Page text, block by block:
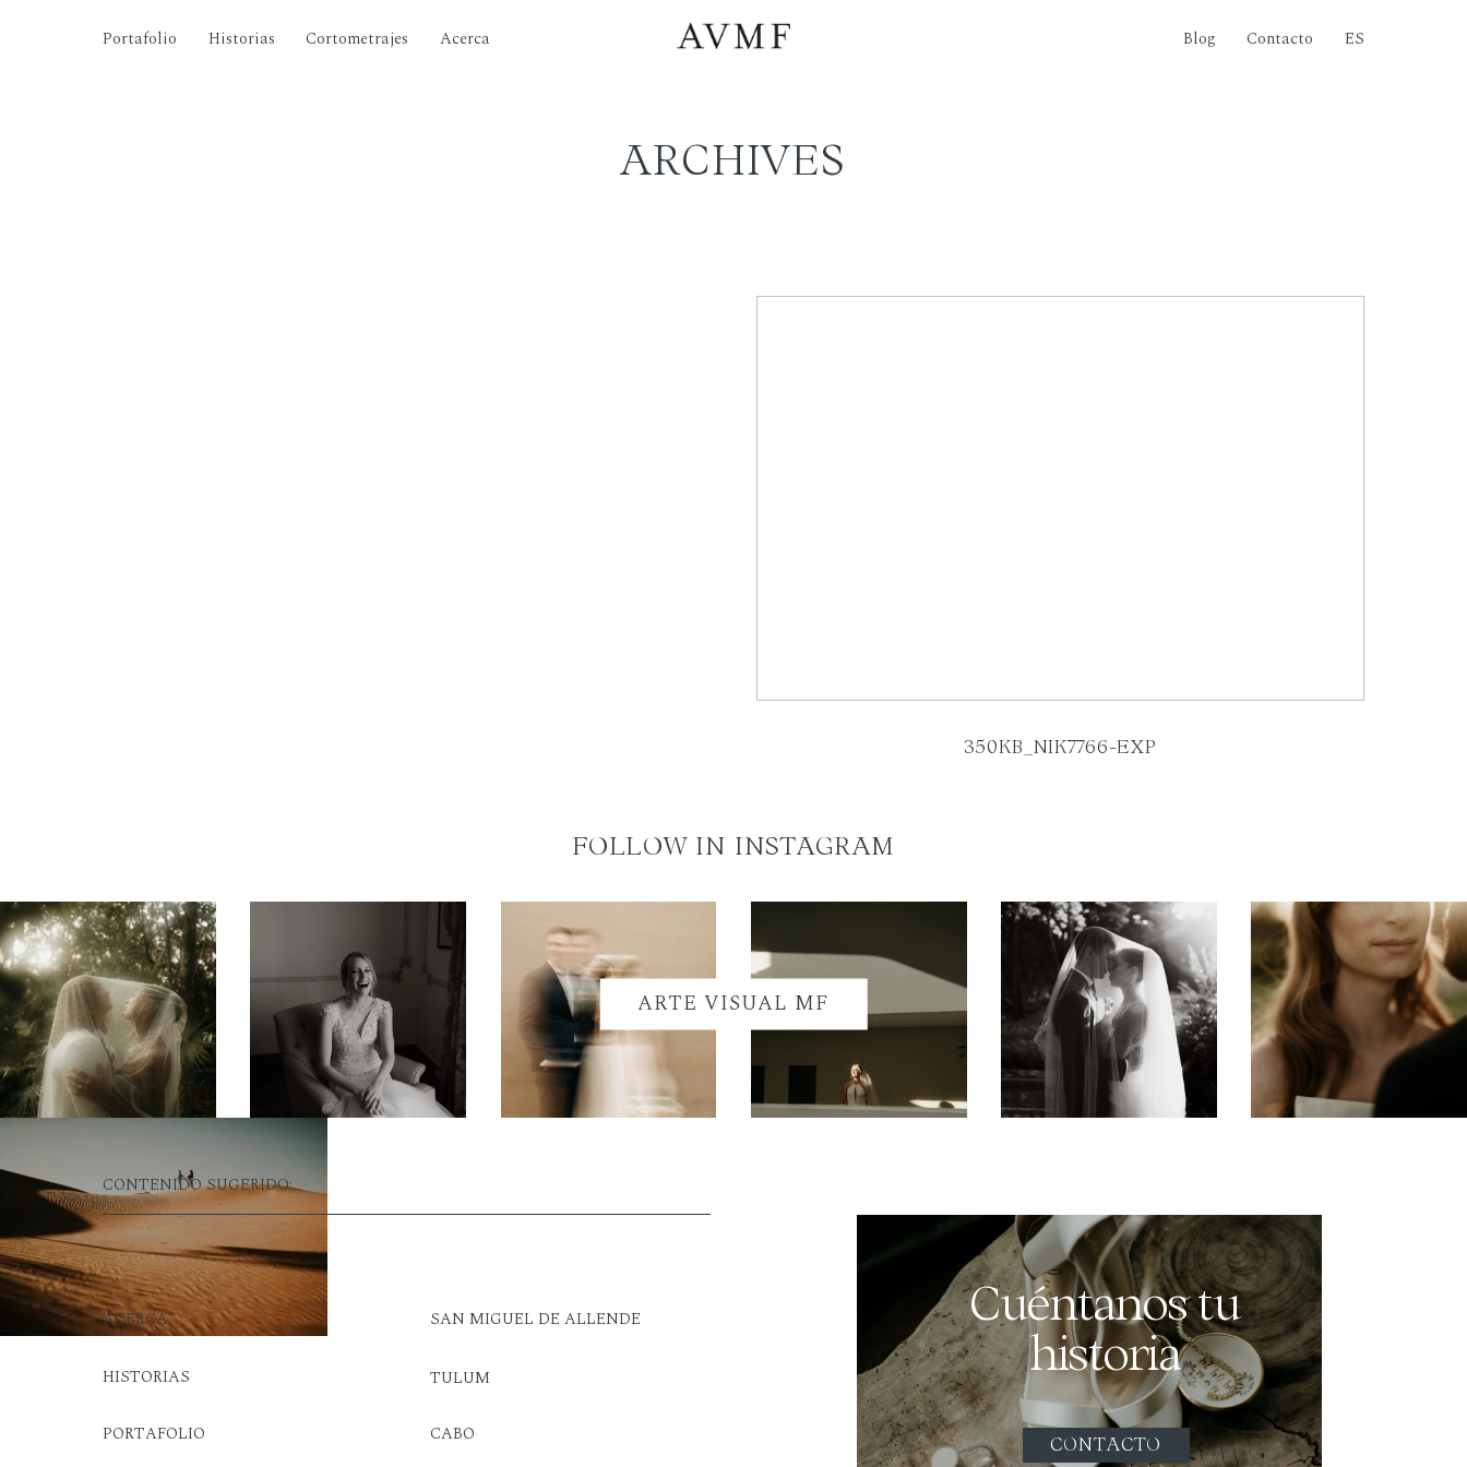
Portafolio Historias Cortometrajes Acerca Blog Contacto ES
ARCHIVES
350KB_NIK7766-EXP
FOLLOW IN INSTAGRAM
ARTE VISUAL MF
CONTENIDO SUGERIDO:
Cuéntanos tu
historia
ACERCA SAN MIGUEL DE ALLENDE
HISTORIAS TULUM
PORTAFOLIO CABO CONTACTO